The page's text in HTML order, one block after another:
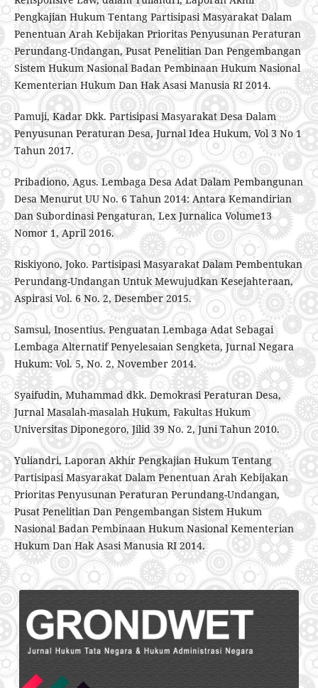
Pengkajian Hukum Tentang Partisipasi Masyarakat Dalam
Penentuan Arah Kebijakan Prioritas Penyusunan Peraturan
Perundang-Undangan, Pusat Penelitian Dan Pengembangan
Sistem Hukum Nasional Badan Pembinaan Hukum Nasional
Kementerian Hukum Dan Hak Asasi Manusia RI 2014.
Pamuji, Kadar Dkk. Partisipasi Masyarakat Desa Dalam
Penyusunan Peraturan Desa, Jurnal Idea Hukum, Vol 3 No 1
Tahun 2017.
Pribadiono, Agus. Lembaga Desa Adat Dalam Pembangunan
Desa Menurut UU No. 6 Tahun 2014: Antara Kemandirian
Dan Subordinasi Pengaturan, Lex Jurnalica Volume13
Nomor 1, April 2016.
Riskiyono, Joko. Partisipasi Masyarakat Dalam Pembentukan
Perundang-Undangan Untuk Mewujudkan Kesejahteraan,
Aspirasi Vol. 6 No. 2, Desember 2015.
Samsul, Inosentius. Penguatan Lembaga Adat Sebagai
Lembaga Alternatif Penyelesaian Sengketa, Jurnal Negara
Hukum: Vol. 5, No. 2, November 2014.
Syaifudin, Muhammad dkk. Demokrasi Peraturan Desa,
Jurnal Masalah-masalah Hukum, Fakultas Hukum
Universitas Diponegoro, Jilid 39 No. 2, Juni Tahun 2010.
Yuliandri, Laporan Akhir Pengkajian Hukum Tentang
Partisipasi Masyarakat Dalam Penentuan Arah Kebijakan
Prioritas Penyusunan Peraturan Perundang-Undangan,
Pusat Penelitian Dan Pengembangan Sistem Hukum
Nasional Badan Pembinaan Hukum Nasional Kementerian
Hukum Dan Hak Asasi Manusia RI 2014.